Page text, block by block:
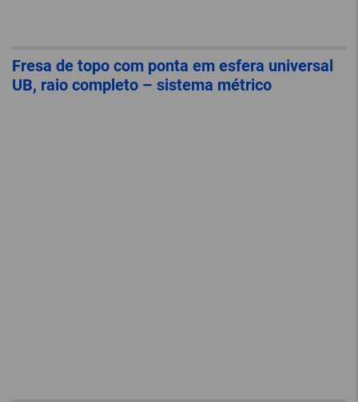
Fresa de topo com ponta em esfera universal
UB, raio completo – sistema métrico